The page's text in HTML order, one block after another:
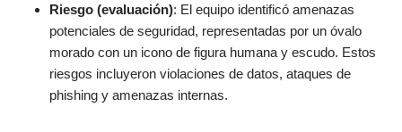
Riesgo (evaluación): El equipo identificó amenazas
potenciales de seguridad, representadas por un óvalo
morado con un icono de figura humana y escudo. Estos
riesgos incluyeron violaciones de datos, ataques de
phishing y amenazas internas.